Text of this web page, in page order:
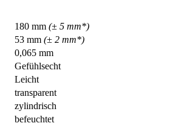
180 mm (± 5 mm*)
53 mm (± 2 mm*)
0,065 mm
Gefühlsecht
Leicht
transparent
zylindrisch
befeuchtet